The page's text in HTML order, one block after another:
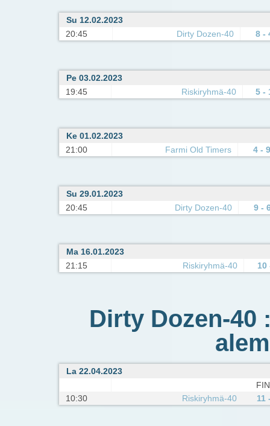
Su 12.02.2023
20:45
Dirty Dozen-40 8 -
Pe 03.02.2023
19:45
Riskiryhmä-40 5 -
Ke 01.02.2023
21:00
Farmi Old Timers 4 - 9
Su 29.01.2023
20:45
Dirty Dozen-40 9 -
Ma 16.01.2023
21:15
Riskiryhmä-40 10
Dirty Dozen-40
La 22.04.2023
FIN
10:30
Riskiryhmä-40 11